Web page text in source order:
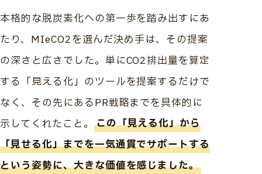
本格的な脱炭素化への第一歩を踏み出すにあ
たり、MIeCO2を選んだ決め手は、その提案
の深さと広さでした。単にCO2排出量を算定
する「見える化」のツールを提案するだけで
なく、その先にあるPR戦略までを具体的に
示してくれたこと。 この「見える化」から
「見せる化」までを一気通貫でサポートする
という姿勢に、大きな価値を感じました。